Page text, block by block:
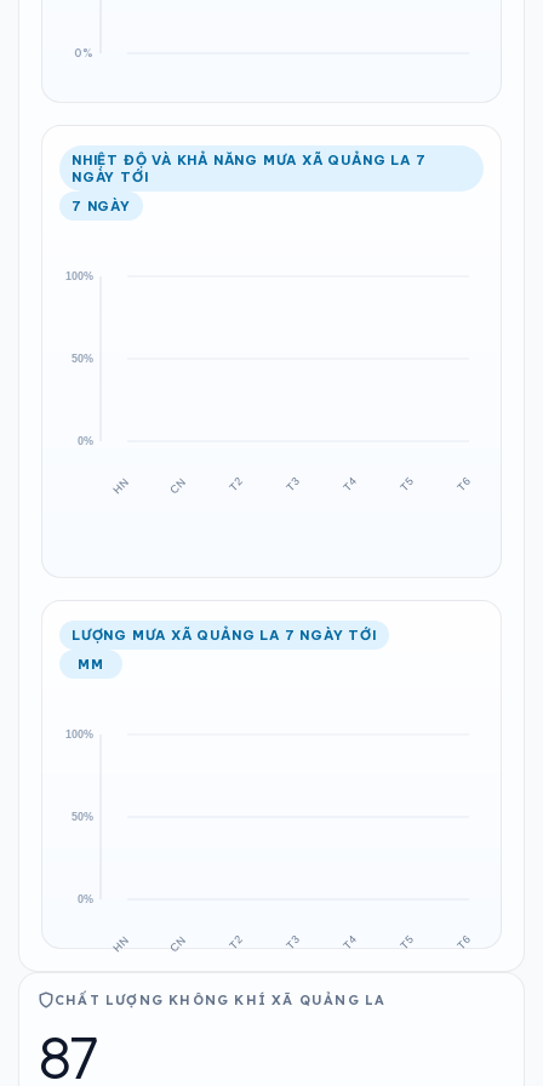
NHIỆT ĐỘ VÀ KHẢ NĂNG MƯA XÃ QUẢNG LA 7
NGÀY TỚI
7 NGÀY
LƯỢNG MƯA XÃ QUẢNG LA 7 NGÀY TỚI
MM
CHẤT LƯỢNG KHÔNG KHÍ XÃ QUẢNG LA
87